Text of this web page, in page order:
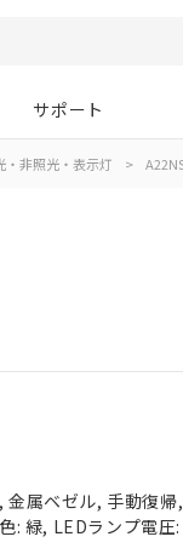
サポート
非照光・表示灯 >
属ベゼル, 手動復
: 緑, LEDランプ電圧